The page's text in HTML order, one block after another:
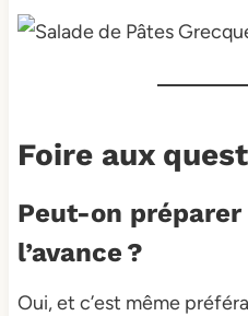
Foire aux
Peut-on
l’avance ?
Oui, et c’est même